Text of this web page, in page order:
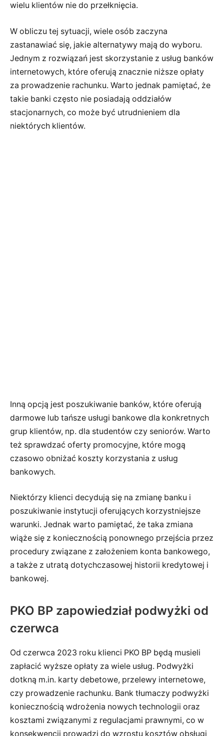
wielu klientów nie do przełknięcia.
W obliczu tej sytuacji, wiele osób zaczyna
zastanawiać się, jakie alternatywy mają do wyboru.
Jednym z rozwiązań jest skorzystanie z usług banków
internetowych, które oferują znacznie niższe opłaty
za prowadzenie rachunku. Warto jednak pamiętać, że
takie banki często nie posiadają oddziałów
stacjonarnych, co może być utrudnieniem dla
niektórych klientów.
Inną opcją jest poszukiwanie banków, które oferują
darmowe lub tańsze usługi bankowe dla konkretnych
grup klientów, np. dla studentów czy seniorów. Warto
też sprawdzać oferty promocyjne, które mogą
czasowo obniżać koszty korzystania z usług
bankowych.
Niektórzy klienci decydują się na zmianę banku i
poszukiwanie instytucji oferujących korzystniejsze
warunki. Jednak warto pamiętać, że taka zmiana
wiąże się z koniecznością ponownego przejścia przez
procedury związane z założeniem konta bankowego,
a także z utratą dotychczasowej historii kredytowej i
bankowej.
PKO BP zapowiedział podwyżki od
czerwca
Od czerwca 2023 roku klienci PKO BP będą musieli
zapłacić wyższe opłaty za wiele usług. Podwyżki
dotkną m.in. karty debetowe, przelewy internetowe,
czy prowadzenie rachunku. Bank tłumaczy podwyżki
koniecznością wdrożenia nowych technologii oraz
kosztami związanymi z regulacjami prawnymi, co w
konsekwencji prowadzi do wzrostu kosztów obsługi